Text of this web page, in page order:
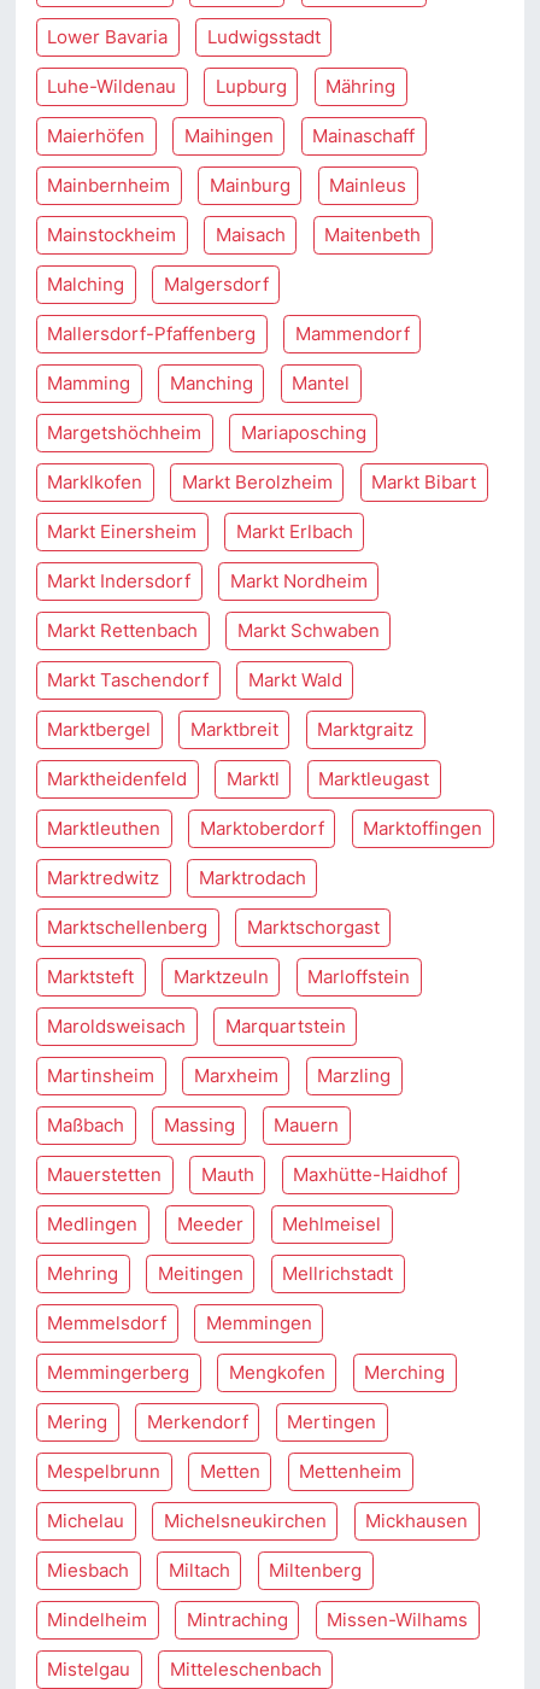
Lower Bavaria Ludwigsstadt
Luhe-Wildenau Lupburg Mähring
Maierhöfen Maihingen Mainaschaff
Mainbernheim Mainburg Mainleus
Mainstockheim Maisach Maitenbeth
Malching Malgersdorf
Mallersdorf-Pfaffenberg Mammendorf
Mamming Manching Mantel
Margetshöchheim Mariaposching
Marklkofen Markt Berolzheim Markt Bibart
Markt Einersheim Markt Erlbach
Markt Indersdorf Markt Nordheim
Markt Rettenbach Markt Schwaben
Markt Taschendorf Markt Wald
Marktbergel Marktbreit Marktgraitz
Marktheidenfeld Marktl Marktleugast
Marktleuthen Marktoberdorf Marktoffingen
Marktredwitz Marktrodach
Marktschellenberg Marktschorgast
Marktsteft Marktzeuln Marloffstein
Maroldsweisach Marquartstein
Martinsheim Marxheim Marzling
Maßbach Massing Mauern
Mauerstetten Mauth Maxhütte-Haidhof
Medlingen Meeder Mehlmeisel
Mehring Meitingen Mellrichstadt
Memmelsdorf Memmingen
Memmingerberg Mengkofen Merching
Mering Merkendorf Mertingen
Mespelbrunn Metten Mettenheim
Michelau Michelsneukirchen Mickhausen
Miesbach Miltach Miltenberg
Mindelheim Mintraching Missen-Wilhams
Mistelgau Mitteleschenbach